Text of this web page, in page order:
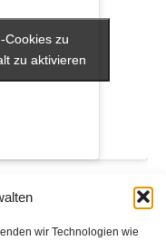
wir Technologien wie
Cookies zu
zu aktivieren
Cookies zu
zu aktivieren